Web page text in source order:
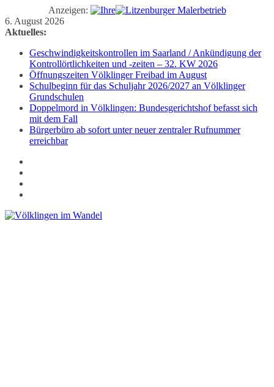
Anzeigen:
Zum
Inhalt
6. August 2026
Aktuelles:
Geschwindigkeitskontrollen im Saarland / Ankündigung der
Kontrollörtlichkeiten und -zeiten – 32. KW 2026
Öffnungszeiten Völklinger Freibad im August
Schulbeginn für das Schuljahr 2026/2027 an Völklinger
Grundschulen
Doppelmord in Völklingen: Bundesgerichtshof befasst sich
mit dem Fall
Bürgerbüro ab sofort unter neuer zentraler Rufnummer
erreichbar